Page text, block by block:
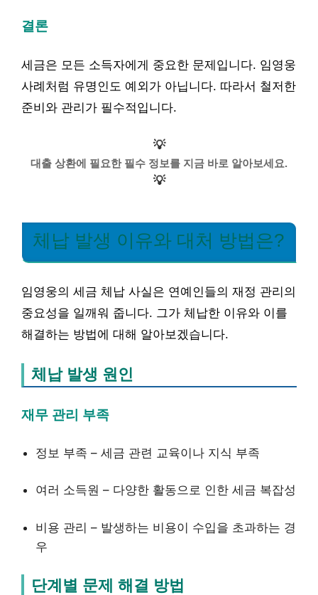
결론
세금은 모든 소득자에게 중요한 문제입니다. 임영웅
사례처럼 유명인도 예외가 아닙니다. 따라서 철저한
준비와 관리가 필수적입니다.
💡
대출 상환에 필요한 필수 정보를 지금 바로 알아보세요.
💡
체납 발생 이유와 대처 방법은?
임영웅의 세금 체납 사실은 연예인들의 재정 관리의
중요성을 일깨워 줍니다. 그가 체납한 이유와 이를
해결하는 방법에 대해 알아보겠습니다.
체납 발생 원인
재무 관리 부족
정보 부족 – 세금 관련 교육이나 지식 부족
여러 소득원 – 다양한 활동으로 인한 세금 복잡성
비용 관리 – 발생하는 비용이 수입을 초과하는 경
우
단계별 문제 해결 방법